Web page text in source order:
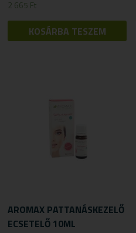
2 665 Ft
KOSÁRBA TESZEM
AROMAX PATTANÁSKEZELŐ
ECSETELŐ 10ML